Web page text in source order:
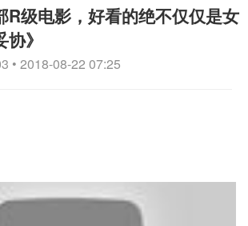
R级电影，好看的绝不仅仅是女
》
• 2018-08-22 07:25